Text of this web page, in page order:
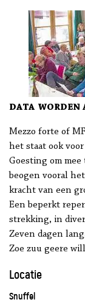
DATA WORDEN
Mezzo forte of
het staat ook
Goesting om
beogen vooral
kracht van een
Een beperkt
strekking, in
Zeven dagen
Zoe zuu geere
Locatie
Snuffel